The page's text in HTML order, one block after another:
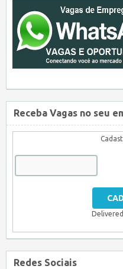
Receba Vagas no seu
Redes Sociais